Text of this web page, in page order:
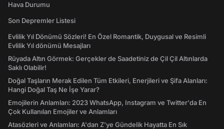
Hava Durumu
Son Depremler Listesi
Evlilik Yıl Dönümü Sözleri! En Özel Romantik, Duygusal ve Resimli
Evlilik Yıl dönümü Mesajları
Rüyada Altın Görmek: Gerçekler de Saadetiniz de Çil Çil Altınlarda
Saklı Olabilir!
Doğal Taşların Merak Edilen Tüm Etkileri, Enerjileri ve Şifa Alanları:
Hangi Doğal Taş Ne İşe Yarar?
Emojilerin Anlamları: 2023 WhatsApp, Instagram ve Twitter'da En
Çok Kullanılan Emojiler ve Anlamları
Atasözleri ve Anlamları: A'dan Z'ye Gündelik Hayatta En Sık